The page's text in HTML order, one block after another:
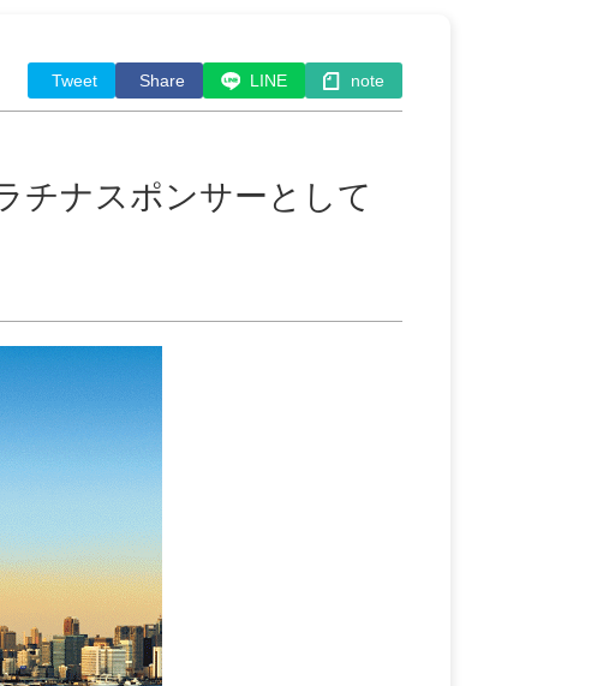
Tweet Share LINE note
チナスポンサーとして